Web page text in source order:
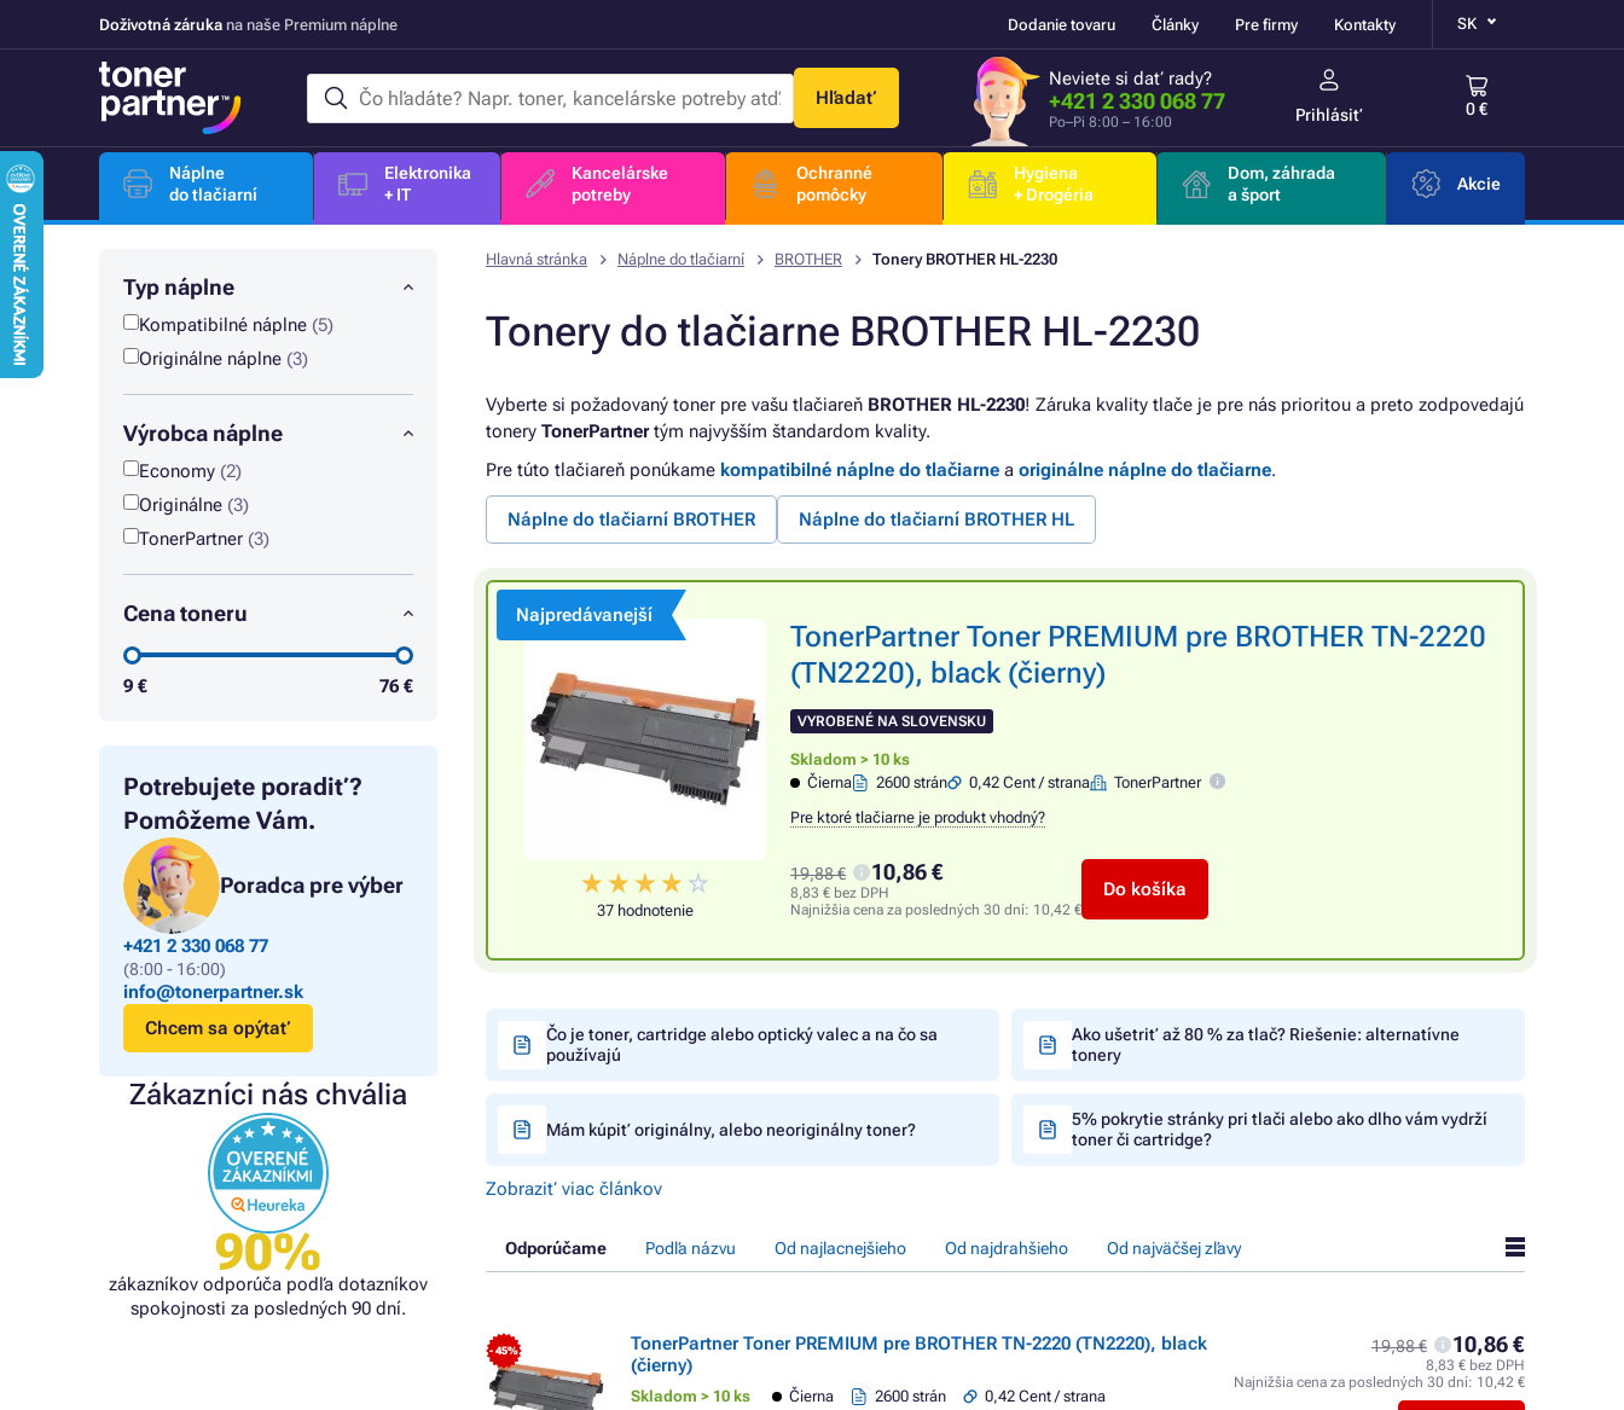
Doživotná záruka na naše Premium náplne Dodanie tovaru Články Pre firmy Kontakty SK
Hľadať
Neviete si dať rady?
+421 2 330 068 77
Po–Pi 8:00 – 16:00 Prihlásiť 0 €
Náplne
do tlačiarní
Elektronika
+ IT
Kancelárske
potreby
Ochranné
pomôcky
Hygiena
+ Drogéria
Dom, záhrada
a šport
Akcie
Typ náplne
Kompatibilné náplne (5)
Originálne náplne (3)
Výrobca náplne
Economy (2)
Originálne (3)
TonerPartner (3)
Cena toneru
9 € 76€
Potrebujete poradiť?
Pomôžeme Vám.
Poradca pre výber
+421 2 330 068 77
(8:00 - 16:00)
info@tonerpartner.sk
Chcem sa opýtať
Zákazníci nás chvália
90%
zákazníkov odporúča podľa dotazníkov
spokojnosti za posledných 90 dní.
Hlavná stránka Náplne do tlačiarní BROTHER Tonery BROTHER HL-2230
Tonery do tlačiarne BROTHER HL-2230
Vyberte si požadovaný toner pre vašu tlačiareň BROTHER HL-2230! Záruka kvality tlače je pre nás prioritou a preto zodpovedajú
tonery TonerPartnertým najvyšším štandardom kvality.
Pre túto tlačiareň ponúkame kompatibilné náplne do tlačiarne a originálne náplne do tlačiarne.
Náplne do tlačiarní BROTHER Náplne do tlačiarní BROTHER HL
Najpredávanejší
37 hodnotenie
TonerPartner Toner PREMIUM pre BROTHER TN-2220
(TN2220), black (čierny)
VYROBENÉ NA SLOVENSKU
Skladom > 10 ks
Čierna
2600 strán 0,42 Cent / strana
TonerPartner
Pre ktoré tlačiarne je produkt vhodný?
19,88 € 10,86 €
8,83 € bez DPH
Najnižšia cena za posledných 30 dní: 10,42 €
Do košíka
Čo je toner, cartridge alebo optický valec a na čo sa
používajú
Ako ušetriť až 80 % za tlač? Riešenie: alternatívne
tonery
Mám kúpiť originálny, alebo neoriginálny toner?
5% pokrytie stránky pri tlači alebo ako dlho vám vydrží
toner či cartridge?
Zobraziť viac článkov
Odporúčame Podľa názvu Od najlacnejšieho Od najdrahšieho Od najväčšej zľavy
- 45%
TonerPartner Toner PREMIUM pre BROTHER TN-2220 (TN2220), black
(čierny)
Skladom > 10 ks Čierna 2600 strán
0,42 Cent / strana
19,88 € 10,86 €
8,83 € bez DPH
Najnižšia cena za posledných 30 dní: 10,42 €